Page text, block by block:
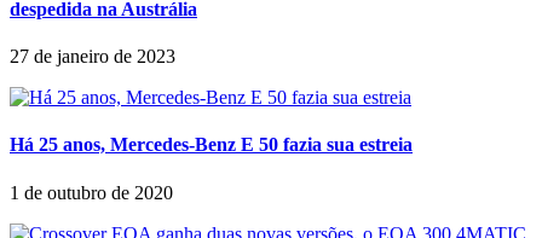
despedida na Austrália
27 de janeiro de 2023
Há 25 anos, Mercedes-Benz E 50 fazia sua estreia
1 de outubro de 2020